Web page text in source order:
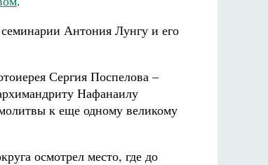
Антония Лунгу и его
Сергия Поспелова –
Нафанаилу
к еще одному великому
осмотрел место, где до